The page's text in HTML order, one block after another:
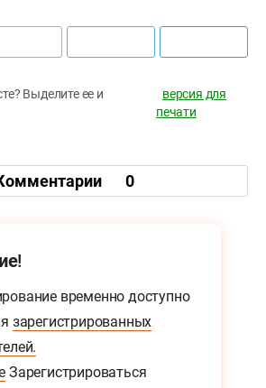
Выделите ее и
версия для
печати
0
временно доступно
зарегистрированных
Зарегистрироваться